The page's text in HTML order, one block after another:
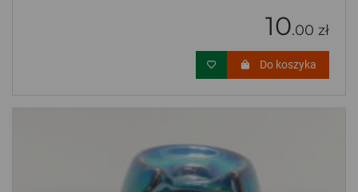
10.00 zł
Do koszyka